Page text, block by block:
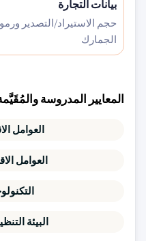
بيانات التجارة
حجم الاستيراد/التصدير
الجمارك
المعايير المدروسة
العوامل
العوامل
البيئة